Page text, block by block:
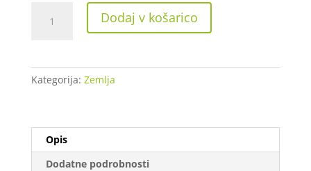
Royalmix
(paleta
/
količina
Dodaj v košarico
Kategorija: Zemlja
Opis
Dodatne podrobnosti